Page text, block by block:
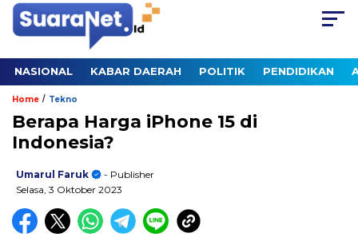
NASIONAL KABAR DAERAH POLITIK PENDIDIKAN
Home / Tekno
Berapa Harga iPhone 15 di
Indonesia?
Umarul Faruk
- Publisher
Selasa, 3 Oktober 2023